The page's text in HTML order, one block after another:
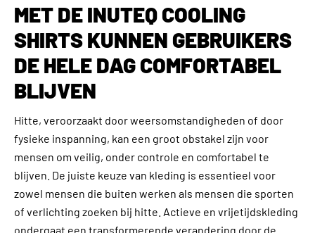
MET DE INUTEQ COOLING
SHIRTS KUNNEN GEBRUIKERS
DE HELE DAG COMFORTABEL
BLIJVEN
Hitte, veroorzaakt door weersomstandigheden of door
fysieke inspanning, kan een groot obstakel zijn voor
mensen om veilig, onder controle en comfortabel te
blijven. De juiste keuze van kleding is essentieel voor
zowel mensen die buiten werken als mensen die sporten
of verlichting zoeken bij hitte. Actieve en vrijetijdskleding
ondergaat een transformerende verandering door de